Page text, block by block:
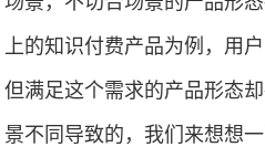
上的知识付费产品为例，用
但满足这个需求的产品形态
景不同导致的，我们来想想一